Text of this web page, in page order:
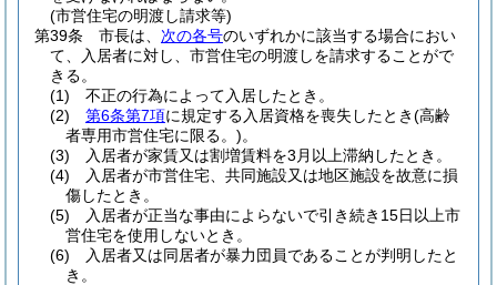
(市営住宅の明渡し請求等)
第39条
市長は、 次の各号のいずれかに該当する場合におい
て、入居者に対し、市営住宅の明渡しを請求することがで
きる。
(1)
不正の行為によって入居したとき。
(2)
第6条第7項に規定する入居資格を喪失したとき(高齢
者専用市営住宅に限る。)。
(3)
入居者が家賃又は割増賃料を3月以上滞納したとき。
(4)
入居者が市営住宅、共同施設又は地区施設を故意に損
傷したとき。
(5)
入居者が正当な事由によらないで引き続き15日以上市
営住宅を使用しないとき。
(6)
入居者又は同居者が暴力団員であることが判明したと
き。